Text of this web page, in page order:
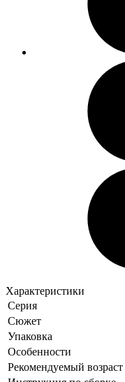
Характеристики
Серия
Сюжет
Упаковка
Особенности
Рекомендуемый возраст